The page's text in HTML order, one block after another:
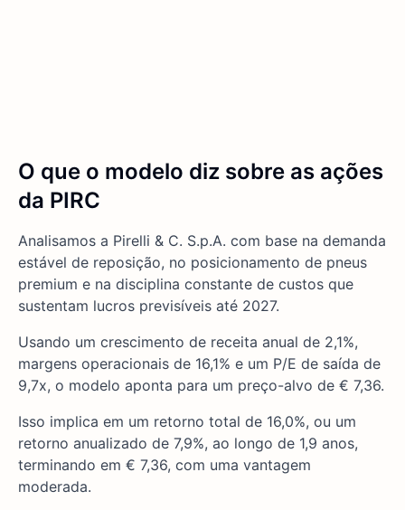
O que o modelo diz sobre as ações
da PIRC
Analisamos a Pirelli & C. S.p.A. com base na demanda
estável de reposição, no posicionamento de pneus
premium e na disciplina constante de custos que
sustentam lucros previsíveis até 2027.
Usando um crescimento de receita anual de 2,1%,
margens operacionais de 16,1% e um P/E de saída de
9,7x, o modelo aponta para um preço-alvo de € 7,36.
Isso implica em um retorno total de 16,0%, ou um
retorno anualizado de 7,9%, ao longo de 1,9 anos,
terminando em € 7,36, com uma vantagem
moderada.